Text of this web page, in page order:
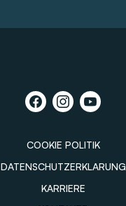
COOKIE POLITIK
DATENSCHUTZERKLARUNG
KARRIERE